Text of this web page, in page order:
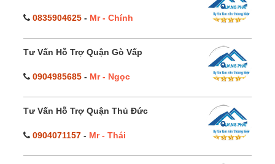
0835904625 - Mr - Chính
Tư Vấn Hỗ Trợ Quận Gò Vấp
0904985685 - Mr - Ngọc
Tư Vấn Hỗ Trợ Quận Thủ Đức
0904071157 - Mr - Thái